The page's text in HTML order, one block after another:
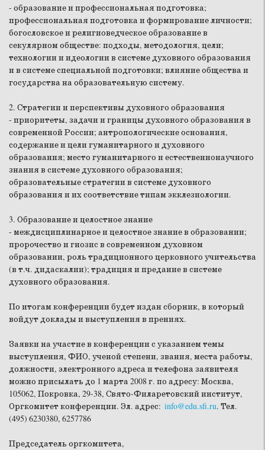
- образование и профессиональная подготовка;
профессиональная подготовка и формирование личности;
богословское и религиоведческое образование в
секулярном обществе: подходы, методология, цели;
технологии и идеологии в системе духовного образования
и в системе специальной подготовки; влияние общества и
государства на образовательную систему.
2. Стратегии и перспективы духовного образования
- приоритеты, задачи и границы духовного образования в
современной России; антропологические основания,
содержание и цели гуманитарного и духовного
образования; место гуманитарного и естественнонаучного
знания в системе духовного образования;
образовательные стратегии в системе духовного
образования и их соответствие типам экклезиологии.
3. Образование и целостное знание
- междисциплинарное и целостное знание в образовании;
пророчество и гнозис в современном духовном
образовании, роль традиционного церковного учительства
(в т.ч. дидаскалии); традиция и предание в системе
духовного образования.
По итогам конференции будет издан сборник, в который
войдут доклады и выступления в прениях.
Заявки на участие в конференции с указанием темы
выступления, ФИО, ученой степени, звания, места работы,
должности, электронного адреса и телефона заявителя
можно присылать до 1 марта 2008 г. по адресу: Москва,
105062, Покровка, 29-38, Свято-Филаретовский институт,
Оргкомитет конференции. Эл. адрес: info@edu.sfi.ru. Тел.
(495) 6230380, 6257786
Председатель оргкомитета,